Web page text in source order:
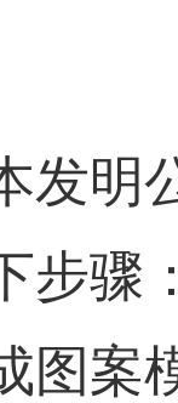
发明
步骤
图案